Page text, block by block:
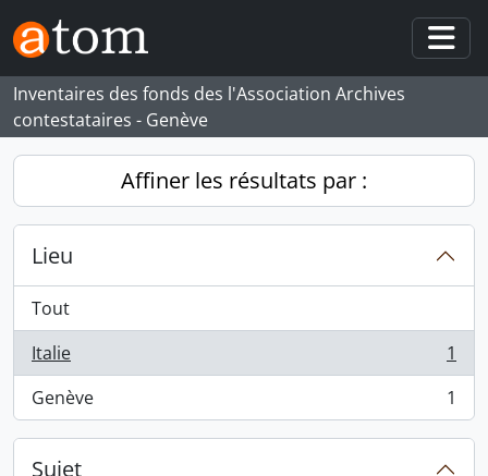
Skip to main content
Inventaires des fonds des l'Association Archives
contestataires - Genève
Affiner les résultats par :
Lieu
Tout
Italie
, 1 résultats
1
Genève
, 1 résultats 1
Sujet